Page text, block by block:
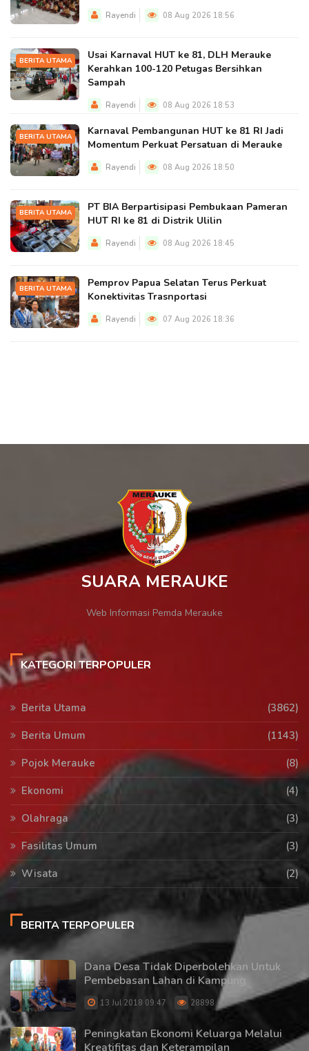
Rayendi 08 Aug 2026 18:56
BERITA UTAMA
Usai Karnaval HUT ke 81, DLH Merauke
Kerahkan 100-120 Petugas Bersihkan
Sampah
Rayendi 08 Aug 2026 18:53
BERITA UTAMA
Karnaval Pembangunan HUT ke 81 RI Jadi
Momentum Perkuat Persatuan di Merauke
Rayendi 08 Aug 2026 18:50
BERITA UTAMA
PT BIA Berpartisipasi Pembukaan Pameran
HUT RI ke 81 di Distrik Ulilin
Rayendi 08 Aug 2026 18:45
BERITA UTAMA
Pemprov Papua Selatan Terus Perkuat
Konektivitas Trasnportasi
Rayendi 07 Aug 2026 18:36
SUARA MERAUKE
Web Informasi Pemda Merauke
KATEGORI TERPOPULER
Berita Utama
(3862)
Berita Umum
(1143)
Pojok Merauke
(8)
Ekonomi
(4)
Olahraga
(3)
Fasilitas Umum
(3)
Wisata
(2)
BERITA TERPOPULER
Dana Desa Tidak Diperbolehkan Untuk
Pembebasan Lahan di Kampung
13 Jul 2018 09:47 28898
Peningkatan Ekonomi Keluarga Melalui
Kreatifitas dan Keterampilan